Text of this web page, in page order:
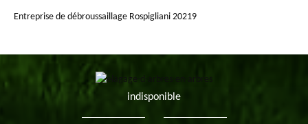
Entreprise de débroussaillage Rospigliani 20219
indisponible